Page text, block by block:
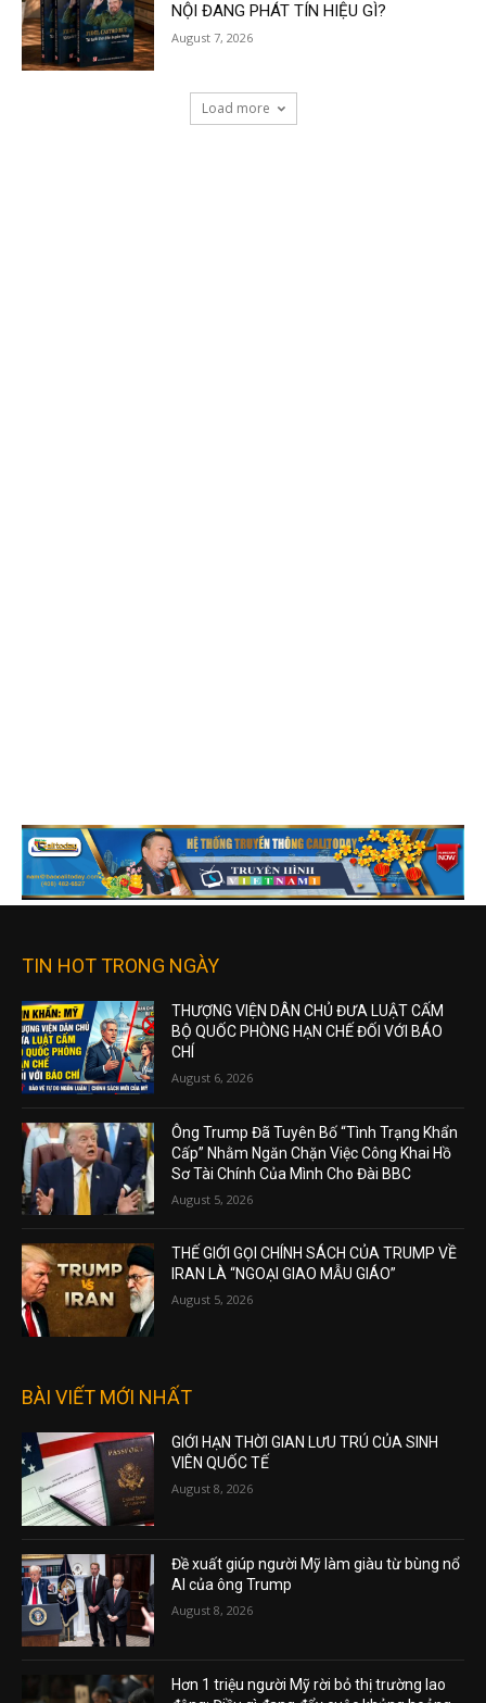
NỘI ĐANG PHÁT TÍN HIỆU GÌ?
August 7, 2026
Load more
TIN HOT TRONG NGÀY
THƯỢNG VIỆN DÂN CHỦ ĐƯA LUẬT CẤM
BỘ QUỐC PHÒNG HẠN CHẾ ĐỐI VỚI BÁO
CHÍ
August 6, 2026
Ông Trump Đã Tuyên Bố “Tình Trạng Khẩn
Cấp” Nhằm Ngăn Chặn Việc Công Khai Hồ
Sơ Tài Chính Của Mình Cho Đài BBC
August 5, 2026
THẾ GIỚI GỌI CHÍNH SÁCH CỦA TRUMP VỀ
IRAN LÀ “NGOẠI GIAO MẪU GIÁO”
August 5, 2026
BÀI VIẾT MỚI NHẤT
GIỚI HẠN THỜI GIAN LƯU TRÚ CỦA SINH
VIÊN QUỐC TẾ
August 8, 2026
Đề xuất giúp người Mỹ làm giàu từ bùng nổ
AI của ông Trump
August 8, 2026
Hơn 1 triệu người Mỹ rời bỏ thị trường lao